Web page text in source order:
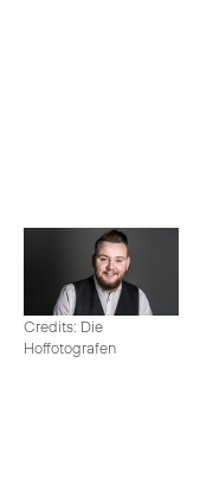
Credits: Die
Hoffotografen